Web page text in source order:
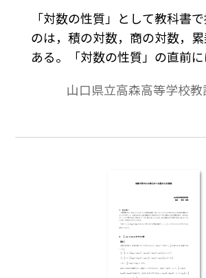
「対数の性質」として教科書
のは，積の対数，商の対数，
ある。「対数の性質」の直前
が等しい対数の値は１である
には含まれていない。また，
乗根の対数がある。性質として
なく公式扱いで，底の変換公式
らに，この特別な場合として底
れ替えると元の対数の逆数に
／logba),がある。個人的には
乗を加えて欲しいと思う。本稿
山口県立高森高等学校